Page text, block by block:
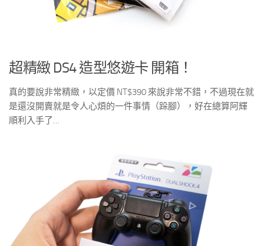
超精緻 DS4 造型悠遊卡 開箱！
真的要說非常精緻，以定價 NT$390 來說非常不錯，不過現在就
是還沒開賣就是令人心煩的一件事情（跺腳），好在總算阿輝
順利入手了…